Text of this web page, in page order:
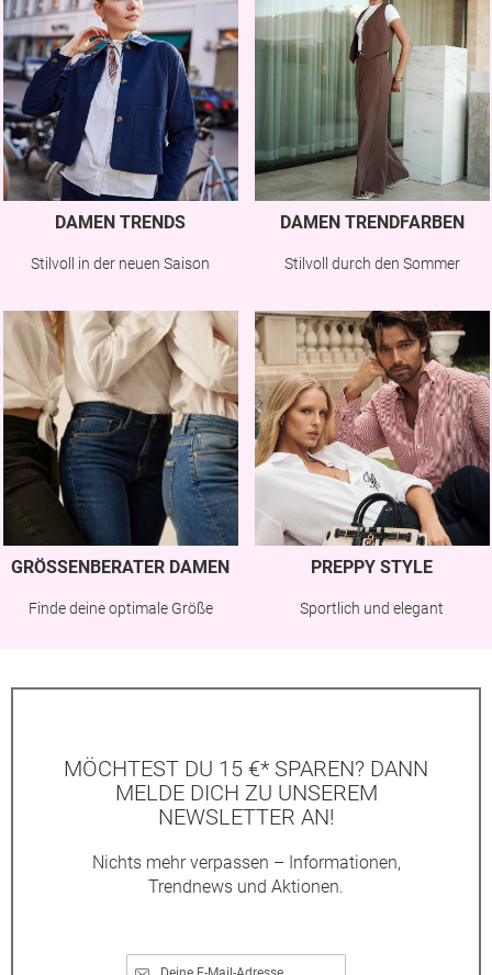
DAMEN TRENDS
Stilvoll in der neuen Saison
DAMEN TRENDFARBEN
Stilvoll durch den Sommer
GRÖSSENBERATER DAMEN
Finde deine optimale Größe
PREPPY STYLE
Sportlich und elegant
MÖCHTEST DU 15 €* SPAREN? DANN
MELDE DICH ZU UNSEREM
NEWSLETTER AN!
Nichts mehr verpassen – Informationen,
Trendnews und Aktionen.